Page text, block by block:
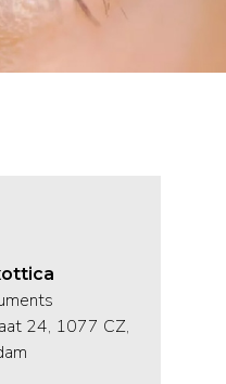
24, 1077 CZ,